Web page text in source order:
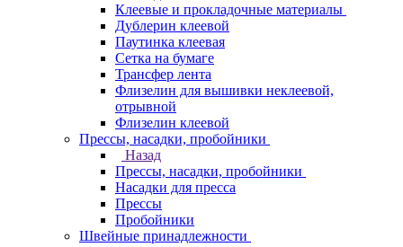
Клеевые и прокладочные материалы
Дублерин клеевой
Паутинка клеевая
Сетка на бумаге
Трансфер лента
Флизелин для вышивки неклеевой,
отрывной
Флизелин клеевой
Прессы, насадки, пробойники
Назад
Прессы, насадки, пробойники
Насадки для пресса
Прессы
Пробойники
Швейные принадлежности